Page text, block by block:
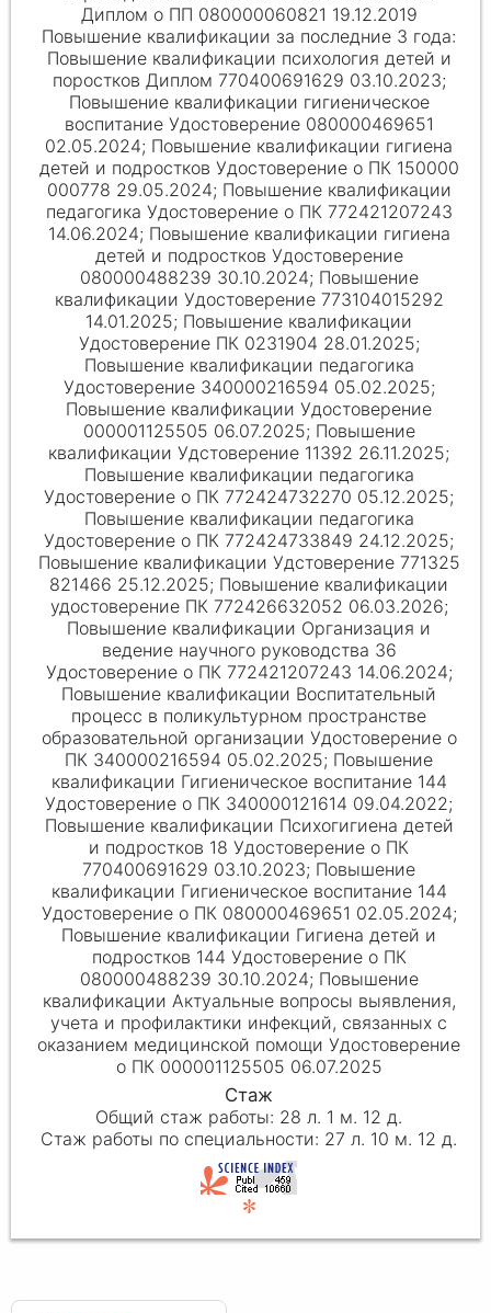
Диплом о ПП 080000060821 19.12.2019
Повышение квалификации психология детей и
поростков Диплом 770400691629 03.10.2023;
Повышение квалификации гигиеническое
воспитание Удостоверение 080000469651
02.05.2024; Повышение квалификации гигиена
детей и подростков Удостоверение о ПК 150000
000778 29.05.2024; Повышение квалификации
педагогика Удостоверение о ПК 772421207243
14.06.2024; Повышение квалификации гигиена
детей и подростков Удостоверение
080000488239 30.10.2024; Повышение
квалификации Удостоверение 773104015292
14.01.2025; Повышение квалификации
Удостоверение ПК 0231904 28.01.2025;
Повышение квалификации педагогика
Удостоверение 340000216594 05.02.2025;
Повышение квалификации Удостоверение
000001125505 06.07.2025; Повышение
квалификации Удстоверение 11392 26.11.2025;
Повышение квалификации педагогика
Удостоверение о ПК 772424732270 05.12.2025;
Повышение квалификации педагогика
Удостоверение о ПК 772424733849 24.12.2025;
Повышение квалификации Удстоверение 771325
821466 25.12.2025; Повышение квалификации
удостоверение ПК 772426632052 06.03.2026;
Повышение квалификации Организация и
ведение научного руководства 36
Удостоверение о ПК 772421207243 14.06.2024;
Повышение квалификации Воспитательный
процесс в поликультурном пространстве
образовательной организации Удостоверение о
ПК 340000216594 05.02.2025; Повышение
квалификации Гигиеническое воспитание 144
Удостоверение о ПК 340000121614 09.04.2022;
Повышение квалификации Психогигиена детей
и подростков 18 Удостоверение о ПК
770400691629 03.10.2023; Повышение
квалификации Гигиеническое воспитание 144
Удостоверение о ПК 080000469651 02.05.2024;
Повышение квалификации Гигиена детей и
подростков 144 Удостоверение о ПК
080000488239 30.10.2024; Повышение
квалификации Актуальные вопросы выявления,
учета и профилактики инфекций, связанных с
оказанием медицинской помощи Удостоверение
о ПК 000001125505 06.07.2025
28 л. 1 м. 12 д.
27 л. 10 м. 12 д.